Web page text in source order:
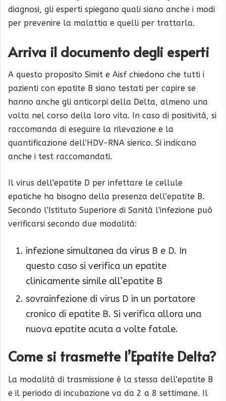
diagnosi, gli esperti spiegano quali siano anche i modi
per prevenire la malattia e quelli per trattarla.
Arriva il documento degli esperti
A questo proposito Simit e Aisf chiedono che tutti i
pazienti con epatite B siano testati per capire se
hanno anche gli anticorpi della Delta, almeno una
volta nel corso della loro vita. In caso di positività, si
raccomanda di eseguire la rilevazione e la
quantificazione dell’HDV-RNA sierico. Si indicano
anche i test raccomandati.
Il virus dell’epatite D per infettare le cellule
epatiche ha bisogno della presenza dell’epatite B.
Secondo l’Istituto Superiore di Sanità l’infezione può
verificarsi secondo due modalità:
infezione simultanea da virus B e D. In
questo caso si verifica un epatite
clinicamente simile all’epatite B
sovrainfezione di virus D in un portatore
cronico di epatite B. Si verifica allora una
nuova epatite acuta a volte fatale.
Come si trasmette l’Epatite Delta?
La modalità di trasmissione è la stessa dell’epatite B
e il periodo di incubazione va da 2 a 8 settimane. Il